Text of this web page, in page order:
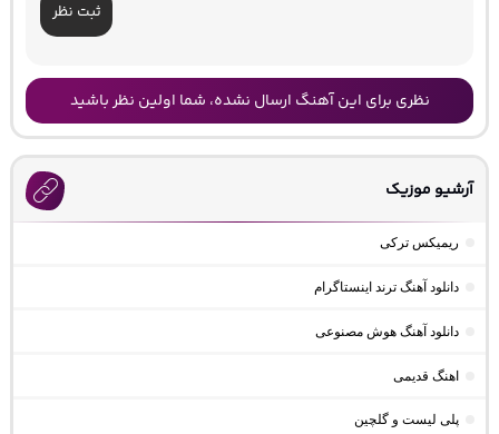
ثبت نظر
نظری برای این آهنگ ارسال نشده، شما اولین نظر باشید
آرشیو موزیک
ریمیکس ترکی
دانلود آهنگ ترند اینستاگرام
دانلود آهنگ هوش مصنوعی
اهنگ قدیمی
پلی لیست و گلچین